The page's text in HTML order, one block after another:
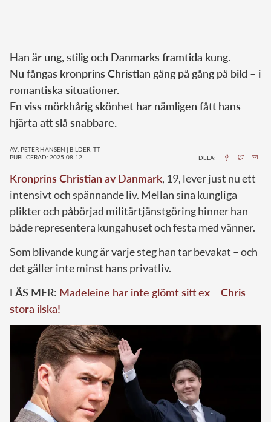
Han är ung, stilig och Danmarks framtida kung.
Nu fångas kronprins Christian gång på gång på bild – i
romantiska situationer.
En viss mörkhårig skönhet har nämligen fått hans
hjärta att slå snabbare.
AV: PETER HANSEN | BILDER: TT
PUBLICERAD: 2025-08-12
DELA:
Kronprins Christian av Danmark, 19, lever just nu ett
intensivt och spännande liv. Mellan sina kungliga
plikter och påbörjad militärtjänstgöring hinner han
både representera kungahuset och festa med vänner.
Som blivande kung är varje steg han tar bevakat – och
det gäller inte minst hans privatliv.
LÄS MER: Madeleine har inte glömt sitt ex – Chris
stora ilska!